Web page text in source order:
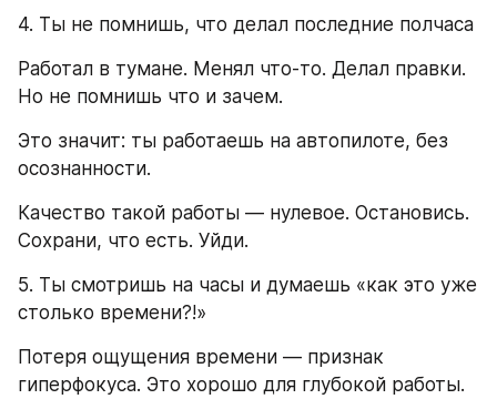
4. Ты не помнишь, что делал последние полчаса
Работал в тумане. Менял что-то. Делал правки.
Но не помнишь что и зачем.
Это значит: ты работаешь на автопилоте, без
осознанности.
Качество такой работы — нулевое. Остановись.
Сохрани, что есть. Уйди.
5. Ты смотришь на часы и думаешь «как это уже
столько времени?!»
Потеря ощущения времени — признак
гиперфокуса. Это хорошо для глубокой работы.